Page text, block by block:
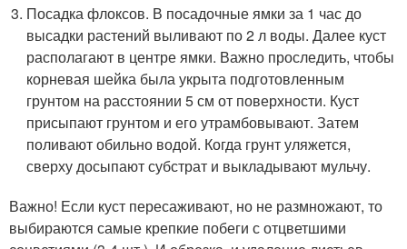
Посадка флоксов. В посадочные ямки за 1 час до
высадки растений выливают по 2 л воды. Далее куст
располагают в центре ямки. Важно проследить, чтобы
корневая шейка была укрыта подготовленным
грунтом на расстоянии 5 см от поверхности. Куст
присыпают грунтом и его утрамбовывают. Затем
поливают обильно водой. Когда грунт уляжется,
сверху досыпают субстрат и выкладывают мульчу.
Важно! Если куст пересаживают, но не размножают, то
выбираются самые крепкие побеги с отцветшими